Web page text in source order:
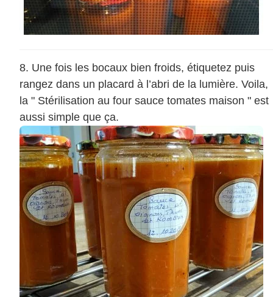
Une fois les bocaux bien froids, étiquetez puis
rangez dans un placard à l’abri de la lumière. Voila,
la " Stérilisation au four sauce tomates maison " est
aussi simple que ça.